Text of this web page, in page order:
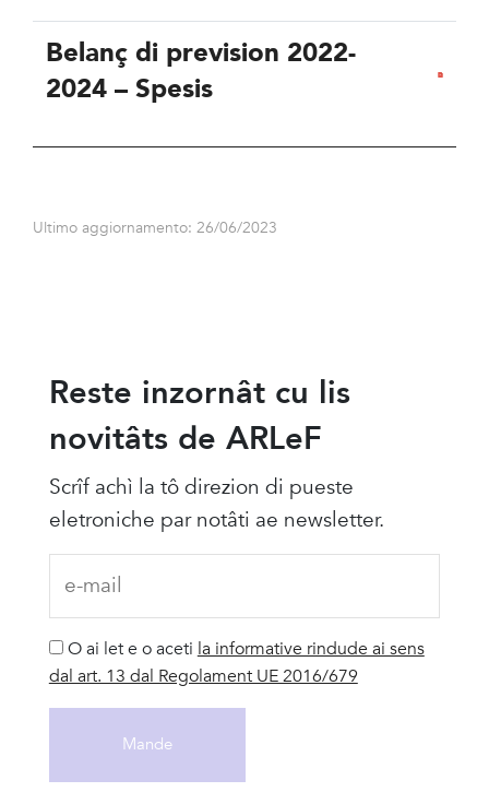
Belanç di prevision 2022-
2024 – Spesis
Ultimo aggiornamento: 26/06/2023
Reste inzornât cu lis
novitâts de ARLeF
Scrîf achì la tô direzion di pueste
eletroniche par notâti ae newsletter.
O ai let e o aceti la informative rindude ai sens
dal art. 13 dal Regolament UE 2016/679